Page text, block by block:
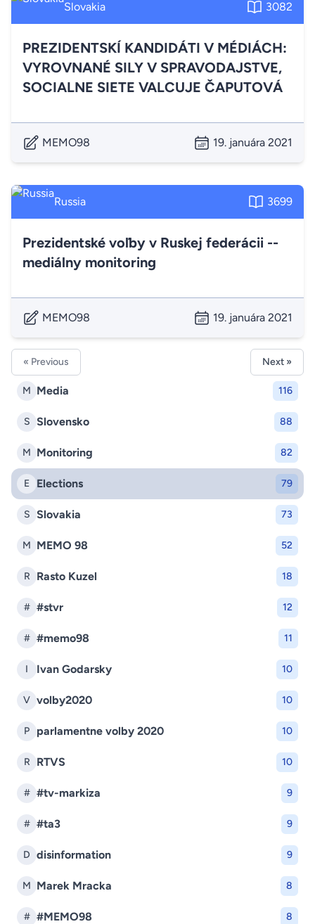
M Media 116
S Slovensko 88
M Monitoring 82
E Elections 79
S Slovakia 73
M MEMO 98 52
R Rasto Kuzel 18
# #stvr 12
# #memo98 11
I Ivan Godarsky 10
V volby2020 10
P parlamentne volby 2020 10
R RTVS 10
# #tv-markiza 9
# #ta3 9
D disinformation 9
M Marek Mracka 8
# #MEMO98 8
Slovakia 3082
PREZIDENTSKÍ KANDIDÁTI V MÉDIÁCH:
VYROVNANÉ SILY V SPRAVODAJSTVE,
SOCIALNE SIETE VALCUJE ČAPUTOVÁ
MEMO98 19. januára 2021
Russia 3699
Prezidentské voľby v Ruskej federácii --
mediálny monitoring
MEMO98 19. januára 2021
« Previous Next »